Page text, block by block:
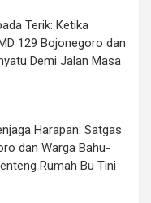
Terik: Ketika
129 Bojonegoro dan
Demi Jalan Masa
Harapan: Satgas
dan Warga Bahu-
Rumah Bu Tini